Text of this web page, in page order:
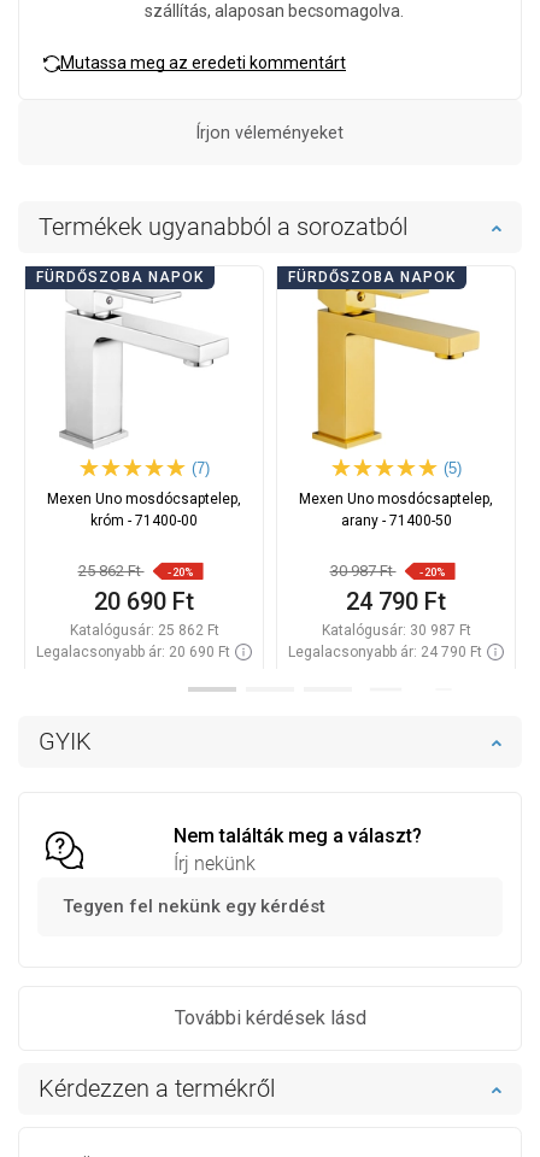
GYIK
Nem találták meg a választ?
Írj nekünk
Tegyen fel nekünk egy kérdést
További kérdések lásd
szállítás, alaposan becsomagolva.
Mutassa meg az eredeti kommentárt
Írjon véleményeket
Kérdezzen a termékről
Termékek ugyanabból a sorozatból
FÜRDŐSZOBA NAPOK
(7)
Mexen Uno mosdócsaptelep,
króm - 71400-00
25 862 Ft -20%
20 690 Ft
Katalógusár: 25 862 Ft
Legalacsonyabb ár: 20 690 Ft
FÜRDŐSZOBA NAPOK
(5)
Mexen Uno mosdócsaptelep,
arany - 71400-50
30 987 Ft -20%
24 790 Ft
Katalógusár: 30 987 Ft
Legalacsonyabb ár: 24 790 Ft